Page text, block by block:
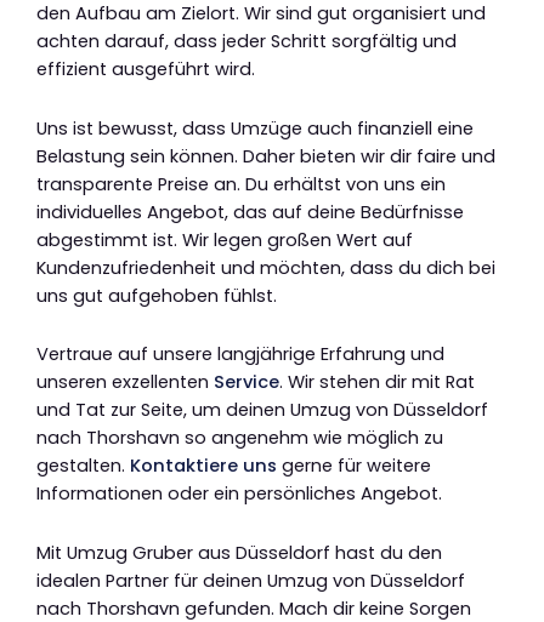
den Aufbau am Zielort. Wir sind gut organisiert und
achten darauf, dass jeder Schritt sorgfältig und
effizient ausgeführt wird.
Uns ist bewusst, dass Umzüge auch finanziell eine
Belastung sein können. Daher bieten wir dir faire und
transparente Preise an. Du erhältst von uns ein
individuelles Angebot, das auf deine Bedürfnisse
abgestimmt ist. Wir legen großen Wert auf
Kundenzufriedenheit und möchten, dass du dich bei
uns gut aufgehoben fühlst.
Vertraue auf unsere langjährige Erfahrung und
unseren exzellenten Service. Wir stehen dir mit Rat
und Tat zur Seite, um deinen Umzug von Düsseldorf
nach Thorshavn so angenehm wie möglich zu
gestalten. Kontaktiere uns gerne für weitere
Informationen oder ein persönliches Angebot.
Mit Umzug Gruber aus Düsseldorf hast du den
idealen Partner für deinen Umzug von Düsseldorf
nach Thorshavn gefunden. Mach dir keine Sorgen